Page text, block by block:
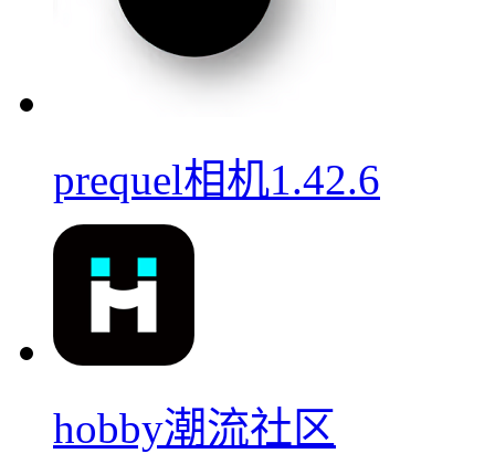
prequel相机1.42.6
hobby潮流社区